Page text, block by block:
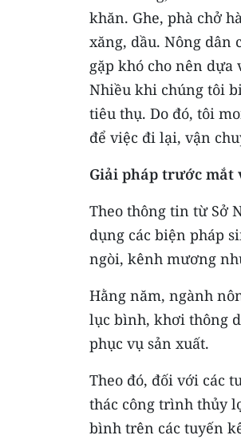
khăn. Ghe, phà chở
xăng, dầu. Nông dân
gặp khó cho nên dựa
Nhiều khi chúng tôi
tiêu thụ. Do đó, tôi
để việc đi lại, vận
Giải pháp trước mắt
Theo thông tin từ Sở
dụng các biện pháp
ngòi, kênh mương
Hằng năm, ngành
lục bình, khơi thông
phục vụ sản xuất.
Theo đó, đối với các
thác công trình thủy
bình trên các tuyến